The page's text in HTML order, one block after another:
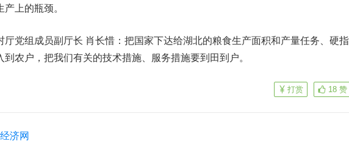
上的瓶颈。
厅党组成员副厅长 肖长惜：把国家下达给湖北的粮食生产面积和产量任务、硬指
到农户，把我们有关的技术措施、服务措施要到田到户。
18 赞
打赏
济网